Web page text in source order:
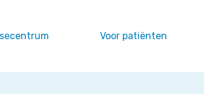
Voor patiënten